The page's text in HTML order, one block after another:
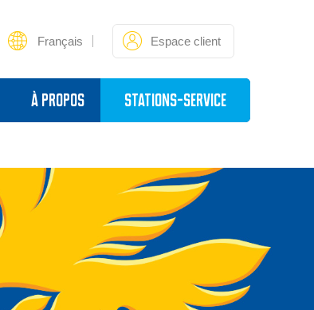
Français Espace client
À propos Stations-service